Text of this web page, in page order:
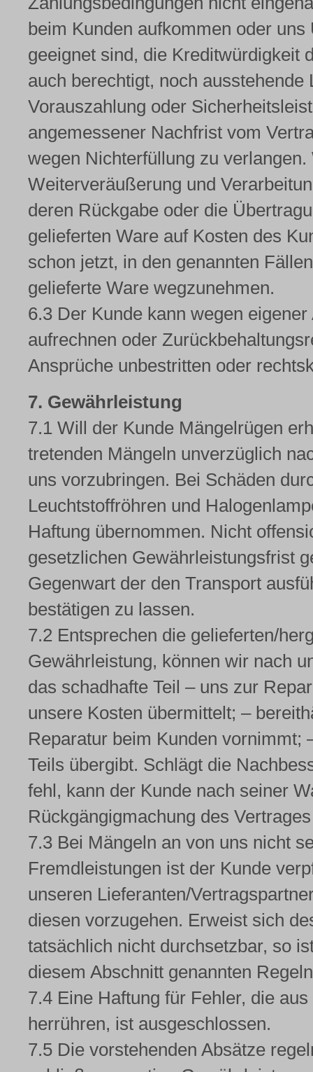
beim Kunden aufkommen oder
geeignet sind, die Kreditwürdigkeit
auch berechtigt, noch
Vorauszahlung oder
angemessener Nachfrist vom
wegen Nichterfüllung zu
Weiterveräußerung und
deren Rückgabe oder die
gelieferten Ware auf Kosten des
schon jetzt, in den genannten
gelieferte Ware wegzunehmen.
6.3 Der Kunde kann wegen
aufrechnen oder
Ansprüche unbestritten oder
7. Gewährleistung
7.1 Will der Kunde Mängelrügen
tretenden Mängeln unverzüglich
uns vorzubringen. Bei Schäden
Leuchtstoffröhren und
Haftung übernommen. Nicht
gesetzlichen Gewährleistungsfrist
Gegenwart der den Transport
bestätigen zu lassen.
7.2 Entsprechen die gelieferten/
Gewährleistung, können wir nach
das schadhafte Teil – uns zur
unsere Kosten übermittelt; –
Reparatur beim Kunden vornimmt;
Teils übergibt. Schlägt die
fehl, kann der Kunde nach seiner
Rückgängigmachung des
7.3 Bei Mängeln an von uns nicht
Fremdleistungen ist der Kunde
unseren Lieferanten/
diesen vorzugehen. Erweist sich
tatsächlich nicht durchsetzbar, so
diesem Abschnitt genannten
7.4 Eine Haftung für Fehler, die
herrühren, ist ausgeschlossen.
7.5 Die vorstehenden Absätze